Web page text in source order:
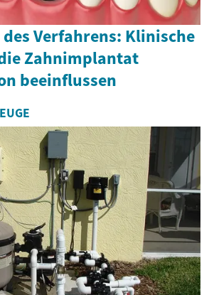
Verfahrens: Klinische
Zahnimplantat
beeinflussen